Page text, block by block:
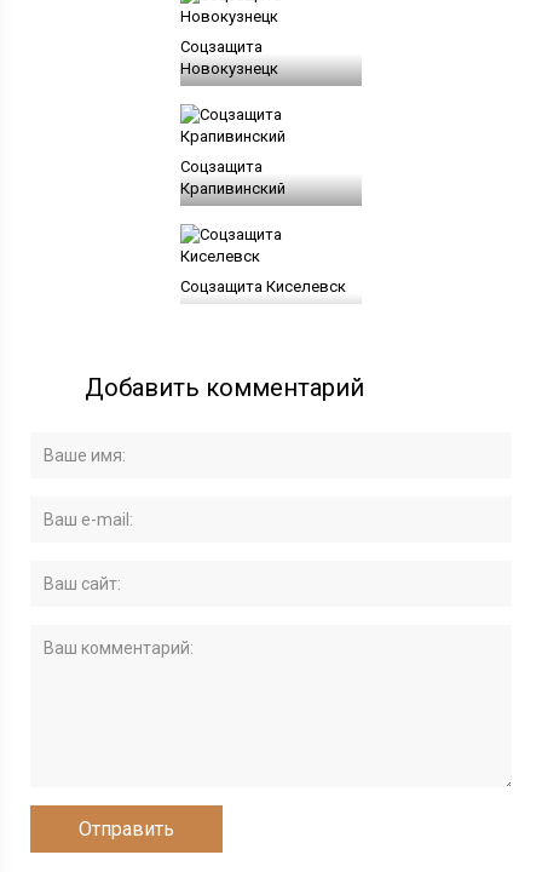
Соцзащита
Новокузнецк
Соцзащита
Крапивинский
Соцзащита Киселевск
Добавить комментарий